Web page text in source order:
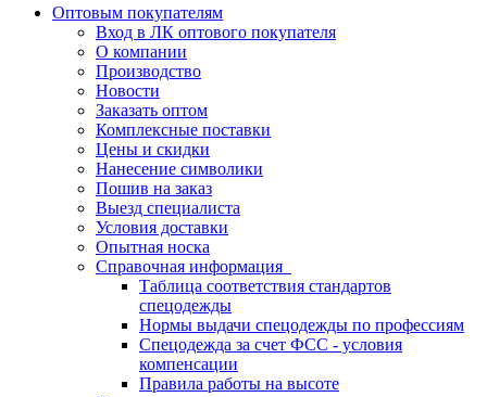
Оптовым покупателям
Вход в ЛК оптового покупателя
О компании
Производство
Новости
Заказать оптом
Комплексные поставки
Цены и скидки
Нанесение символики
Пошив на заказ
Выезд специалиста
Условия доставки
Опытная носка
Справочная информация
Таблица соответствия стандартов
спецодежды
Нормы выдачи спецодежды по профессиям
Спецодежда за счет ФСС - условия
компенсации
Правила работы на высоте